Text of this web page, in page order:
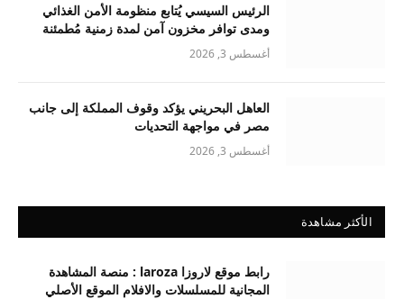
الرئيس السيسي يُتابع منظومة الأمن الغذائي
ومدى توافر مخزون آمن لمدة زمنية مُطمئنة
أغسطس 3, 2026
العاهل البحريني يؤكد وقوف المملكة إلى جانب
مصر في مواجهة التحديات
أغسطس 3, 2026
الأكثر مشاهدة
رابط موقع لاروزا laroza : منصة المشاهدة
المجانية للمسلسلات والافلام الموقع الأصلي